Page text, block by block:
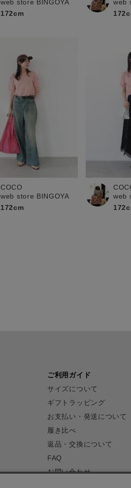
web store BINGOYA
172cm
web
COCO
web store BINGOYA
172cm
web
ご利用ガイド
サイズについて
ギフトラッピング
お支払い・発送について
履き比べ
返品・交換について
FAQ
お問い合わせ